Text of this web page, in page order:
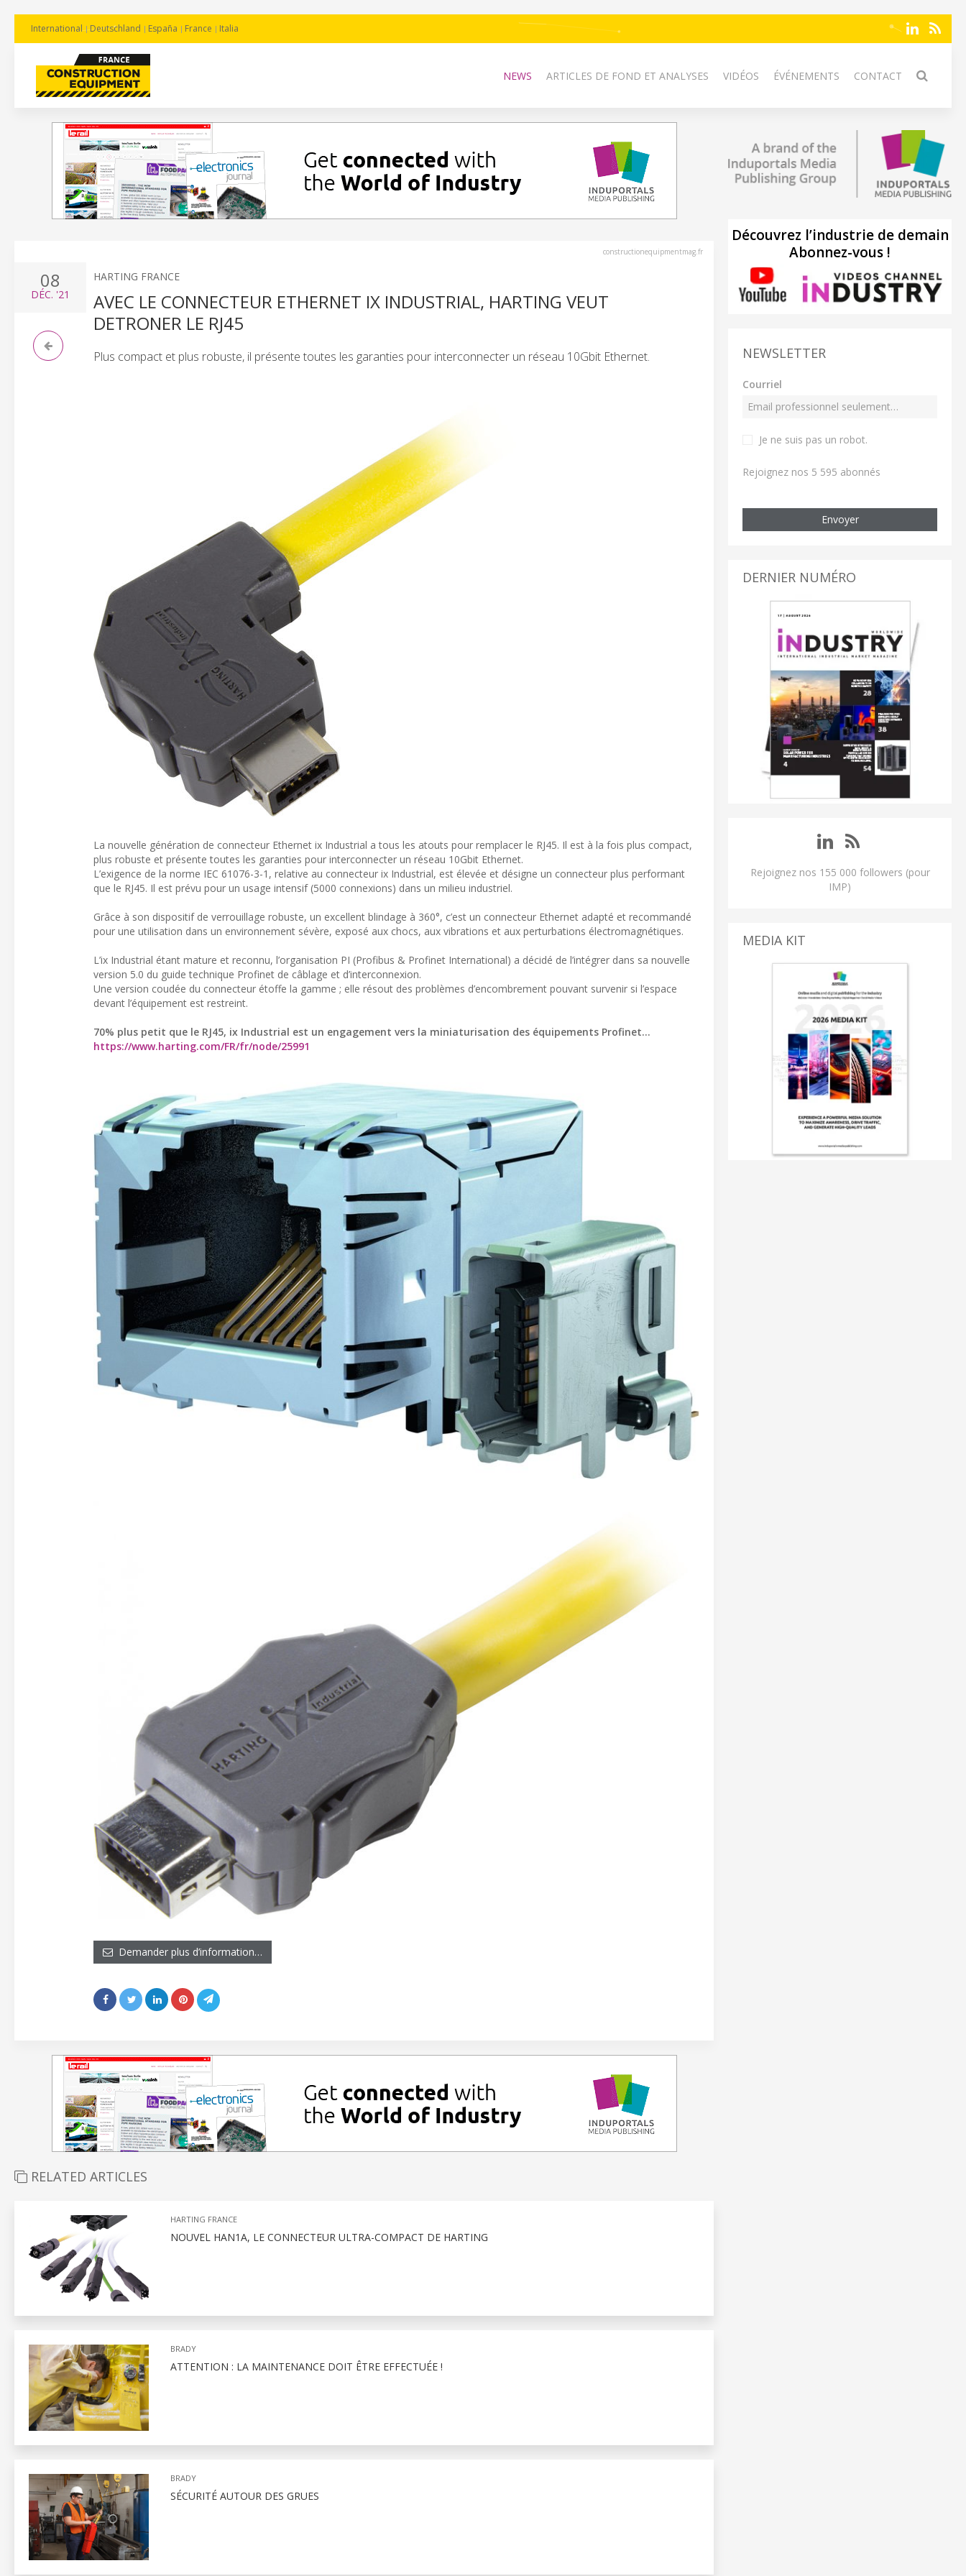
International Deutschland España France Italia
NEWS ARTICLES DE FOND ET ANALYSES VIDÉOS ÉVÉNEMENTS CONTACT
constructionequipmentmag.fr
08
DÉC. '21
HARTING FRANCE
AVEC LE CONNECTEUR ETHERNET IX INDUSTRIAL, HARTING VEUT
DETRONER LE RJ45
Plus compact et plus robuste, il présente toutes les garanties pour interconnecter un réseau 10Gbit Ethernet.
La nouvelle génération de connecteur Ethernet ix Industrial a tous les atouts pour remplacer le RJ45. Il est à la fois plus compact,
plus robuste et présente toutes les garanties pour interconnecter un réseau 10Gbit Ethernet.
L’exigence de la norme IEC 61076-3-1, relative au connecteur ix Industrial, est élevée et désigne un connecteur plus performant
que le RJ45. Il est prévu pour un usage intensif (5000 connexions) dans un milieu industriel.
Grâce à son dispositif de verrouillage robuste, un excellent blindage à 360°, c’est un connecteur Ethernet adapté et recommandé
pour une utilisation dans un environnement sévère, exposé aux chocs, aux vibrations et aux perturbations électromagnétiques.
L’ix Industrial étant mature et reconnu, l’organisation PI (Profibus & Profinet International) a décidé de l’intégrer dans sa nouvelle
version 5.0 du guide technique Profinet de câblage et d’interconnexion.
Une version coudée du connecteur étoffe la gamme ; elle résout des problèmes d’encombrement pouvant survenir si l’espace
devant l’équipement est restreint.
70% plus petit que le RJ45, ix Industrial est un engagement vers la miniaturisation des équipements Profinet…
https://www.harting.com/FR/fr/node/25991
Demander plus d’information…
RELATED ARTICLES
HARTING FRANCE
NOUVEL HAN1A, LE CONNECTEUR ULTRA-COMPACT DE HARTING
BRADY
ATTENTION : LA MAINTENANCE DOIT ÊTRE EFFECTUÉE !
BRADY
SÉCURITÉ AUTOUR DES GRUES
Découvrez l’industrie de demain
Abonnez-vous !
NEWSLETTER
Courriel
Je ne suis pas un robot.
Rejoignez nos 5 595 abonnés
Envoyer
DERNIER NUMÉRO
Rejoignez nos 155 000 followers (pour
IMP)
MEDIA KIT